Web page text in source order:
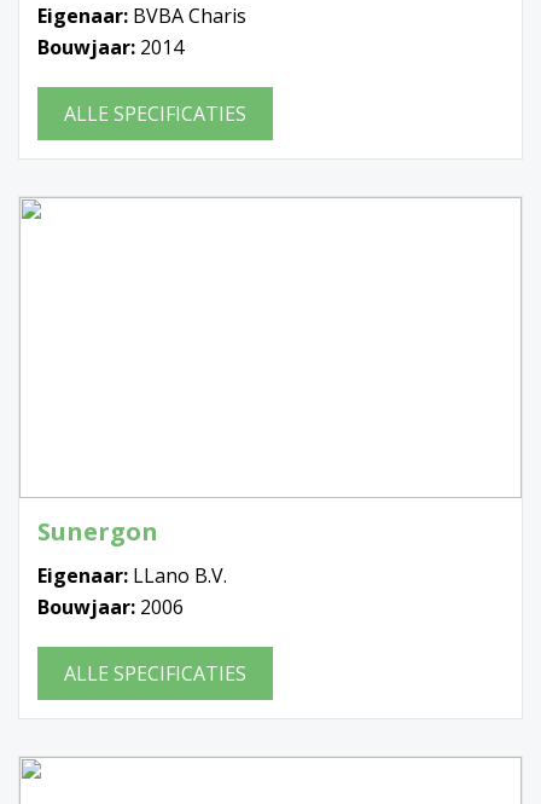
Eigenaar: BVBA Charis
Bouwjaar: 2014
ALLE SPECIFICATIES
Sunergon
Eigenaar: LLano B.V.
Bouwjaar: 2006
ALLE SPECIFICATIES